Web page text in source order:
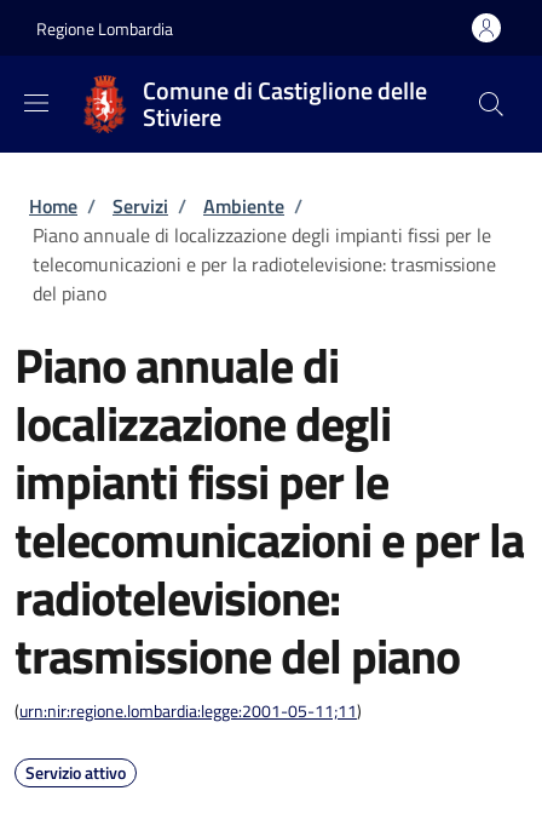
Regione Lombardia
Comune di Castiglione delle
Stiviere
Briciole di pane
Home / Servizi / Ambiente /
Piano annuale di localizzazione degli impianti fissi per le
telecomunicazioni e per la radiotelevisione: trasmissione
del piano
Piano annuale di
localizzazione degli
impianti fissi per le
telecomunicazioni e per la
radiotelevisione:
trasmissione del piano
(urn:nir:regione.lombardia:legge:2001-05-11;11)
Servizio attivo